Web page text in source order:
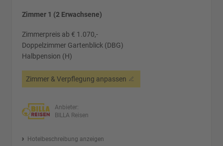
Zimmer 1 (2 Erwachsene)
Zimmerpreis ab € 1.070,-
Doppelzimmer Gartenblick (DBG)
Halbpension (H)
Zimmer & Verpflegung anpassen
Anbieter:
BILLA Reisen
Hotelbeschreibung anzeigen